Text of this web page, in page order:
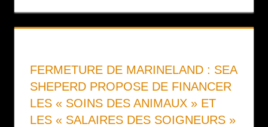
FERMETURE DE MARINELAND : SEA
SHEPERD PROPOSE DE FINANCER
LES « SOINS DES ANIMAUX » ET
LES « SALAIRES DES SOIGNEURS »